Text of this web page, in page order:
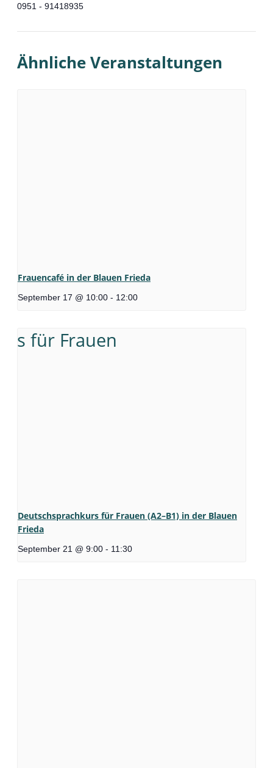
0951 - 91418935
Ähnliche Veranstaltungen
Frauencafé in der Blauen Frieda
September 17 @ 10:00 - 12:00
Deutschsprachkurs für Frauen (A2–B1) in der Blauen
Frieda
September 21 @ 9:00 - 11:30